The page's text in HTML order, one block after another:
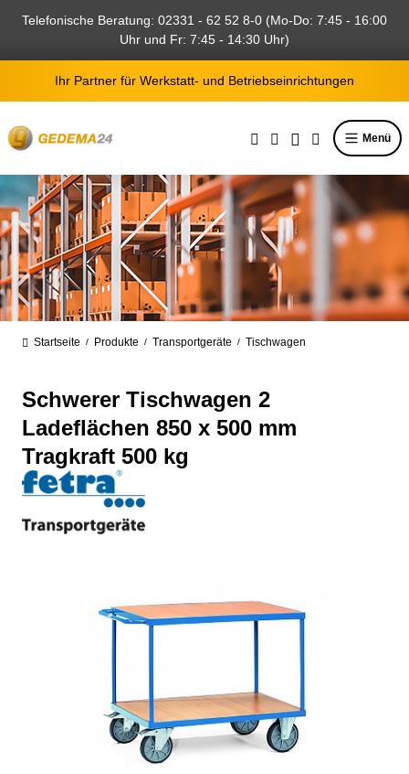
springen
Telefonische Beratung: 02331 - 62 52 8-0 (Mo-Do: 7:45 - 16:00
Uhr und Fr: 7:45 - 14:30 Uhr)
Ihr Partner für Werkstatt- und Betriebseinrichtungen
Menü
Startseite / Produkte / Transportgeräte / Tischwagen
Schwerer Tischwagen 2
Ladeflächen 850 x 500 mm
Tragkraft 500 kg